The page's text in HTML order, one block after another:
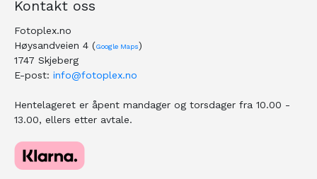
Kontakt oss
Fotoplex.no
Høysandveien 4 (Google Maps)
1747 Skjeberg
E-post: info@fotoplex.no
Hentelageret er åpent mandager og torsdager fra 10.00 -
13.00, ellers etter avtale.